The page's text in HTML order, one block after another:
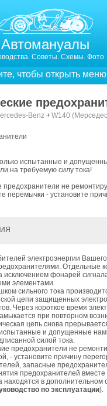
Автомануалы
Советы. Схемы. Фото
чтобы открыть меню
Benz ￫ W140
испытанные и
на требуемую силу тока!
предохранители не
перемычки - установите
электроэнергии
Отдельные
исключением фонарей
элементами.
сильного тока
цепи защищенных
Через короткое время
при повторном
цепь снова
и допущенные
силой тока.
предохранители не
- установите причину
запасные
предохранителей вместе
находятся в дополнительном
по эксплуатации).